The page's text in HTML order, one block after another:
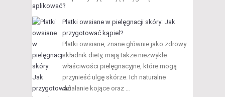
Płatki owsiane w pielęgnacji skóry: Jak
przygotować kąpiel?
Płatki owsiane, znane głównie jako zdrowy
składnik diety, mają także niezwykłe
właściwości pielęgnacyjne, które mogą
przynieść ulgę skórze. Ich naturalne
działanie kojące oraz …